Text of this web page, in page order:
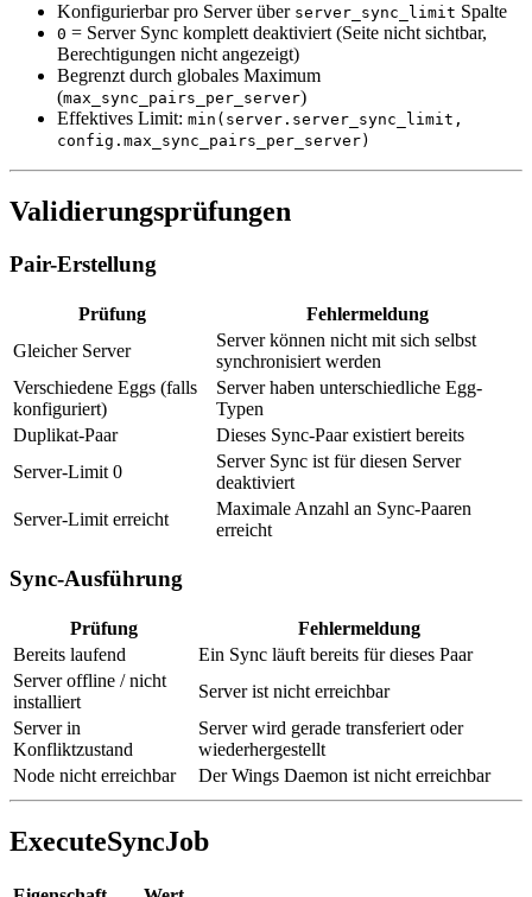
Konfigurierbar pro Server über server_sync_limit Spalte
0 = Server Sync komplett deaktiviert (Seite nicht sichtbar,
Berechtigungen nicht angezeigt)
Begrenzt durch globales Maximum
(max_sync_pairs_per_server)
Effektives Limit: min(server.server_sync_limit,
config.max_sync_pairs_per_server)
Validierungsprüfungen
Pair-Erstellung
Prüfung
Fehlermeldung
Gleicher Server
Server können nicht mit sich selbst
synchronisiert werden
Verschiedene Eggs (falls
konfiguriert)
Server haben unterschiedliche Egg-
Typen
Duplikat-Paar
Dieses Sync-Paar existiert bereits
Server-Limit 0
Server Sync ist für diesen Server
deaktiviert
Server-Limit erreicht
Maximale Anzahl an Sync-Paaren
erreicht
Sync-Ausführung
Prüfung
Fehlermeldung
Bereits laufend
Ein Sync läuft bereits für dieses Paar
Server offline / nicht
installiert
Server ist nicht erreichbar
Server in
Konfliktzustand
Server wird gerade transferiert oder
wiederhergestellt
Node nicht erreichbar
Der Wings Daemon ist nicht erreichbar
ExecuteSyncJob